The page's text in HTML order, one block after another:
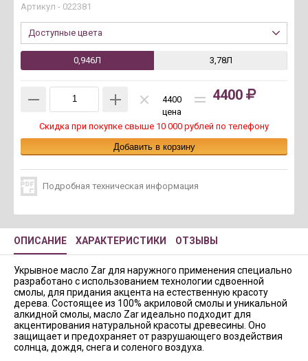
Артикул - 022381
Доступные цвета
0,946Л 3,78Л
4400
цена
4400
Скидка при покупке свыше 10 000 рублей по телефону
Подробная техническая информация
ОПИСАНИЕ ХАРАКТЕРИСТИКИ ОТЗЫВЫ
Укрывное масло Zar для наружного применения специально
разработано с использованием технологии сдвоенной
смолы, для придания акцента на естественную красоту
дерева. Состоящее из 100% акриловой смолы и уникальной
алкидной смолы, масло Zar идеально подходит для
акцентирования натуральной красоты древесины. Оно
защищает и предохраняет от разрушающего воздействия
солнца, дождя, снега и соленого воздуха.